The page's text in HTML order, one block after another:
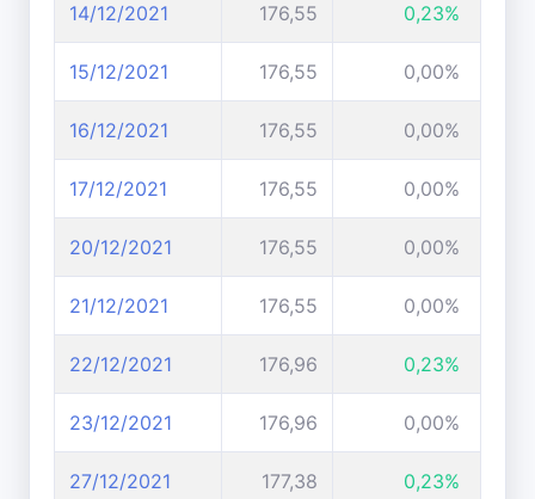
14/12/2021 176,55 0,23%
15/12/2021 176,55 0,00%
16/12/2021 176,55 0,00%
17/12/2021 176,55 0,00%
20/12/2021 176,55 0,00%
21/12/2021 176,55 0,00%
22/12/2021 176,96 0,23%
23/12/2021 176,96 0,00%
27/12/2021 177,38 0,23%